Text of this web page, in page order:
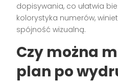
dopisywania, co ułatwia
kolorystyka numerów,
spójność wizualną.
Czy można
plan po